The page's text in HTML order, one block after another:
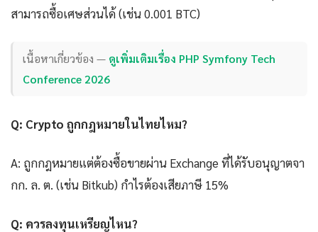
สามารถซื้อเศษส่วนได้ (เช่น 0.001 BTC)
เนื้อหาเกี่ยวข้อง — ดูเพิ่มเติมเรื่อง PHP Symfony Tech
Conference 2026
Q: Crypto ถูกกฎหมายในไทยไหม?
A: ถูกกฎหมายแต่ต้องซื้อขายผ่าน Exchange ที่ได้รับอนุญาตจา
กก. ล. ต. (เช่น Bitkub) กำไรต้องเสียภาษี 15%
Q: ควรลงทุนเหรียญไหน?